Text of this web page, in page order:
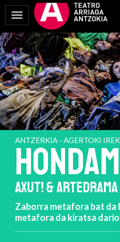
Menua erakutsi
ANTZERKIA - AGERTOKI
AXUT! & ARTEDRAMA
Zaborra metafora bat da
metafora da kiratsa